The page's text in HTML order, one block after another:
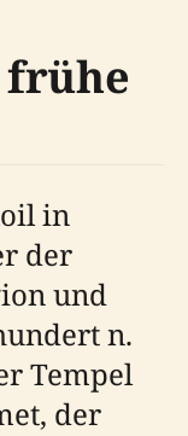
frühe
in
der
und
n.
Tempel
der